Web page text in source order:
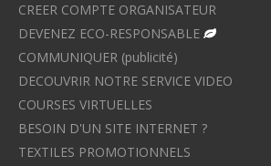
CREER COMPTE ORGANISATEUR
DEVENEZ ECO-RESPONSABLE
COMMUNIQUER (publicité)
DECOUVRIR NOTRE SERVICE VIDEO
COURSES VIRTUELLES
BESOIN D'UN SITE INTERNET ?
TEXTILES PROMOTIONNELS